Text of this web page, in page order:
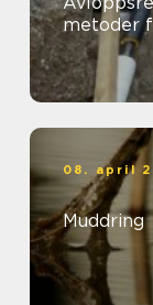
metoder
08. april
Muddring